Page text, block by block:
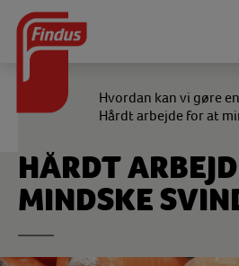
HÅRDT
MINDSKE
Hvordan kan vi gøre
Hårdt arbejde for at